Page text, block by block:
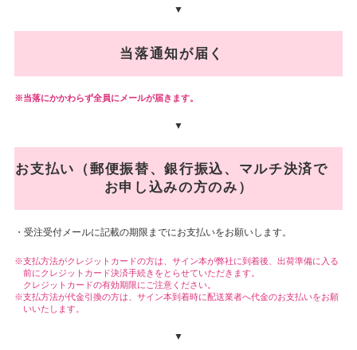
▼
当落通知が届く
当落にかかわらず全員にメールが届きます。
▼
お支払い（郵便振替、銀行振込、マルチ決済で
お申し込みの方のみ）
・受注受付メールに記載の期限までにお支払いをお願いします。
支払方法がクレジットカードの方は、サイン本が弊社に到着後、出荷準備に入る
前にクレジットカード決済手続きをとらせていただきます。
クレジットカードの有効期限にご注意ください。
支払方法が代金引換の方は、サイン本到着時に配送業者へ代金のお支払いをお願
いいたします。
▼